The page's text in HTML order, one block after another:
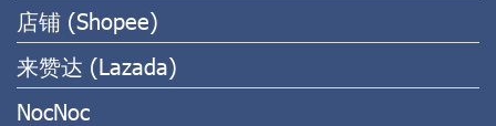
店铺 (Shopee)
来赞达 (Lazada)
NocNoc